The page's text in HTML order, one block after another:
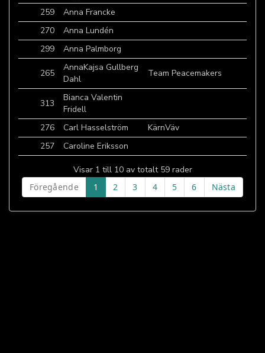
259
Anna Francke
270
Anna Lundén
299
Anna Palmborg
265
AnnaKajsa Gullberg
Dahl
Team Peacemakers
313
Bianca Valentin
Fridell
276
Carl Hasselström
KärnVäv
257
Caroline Eriksson
Visar 1 till 10 av totalt 59 rader
Föregående
1 2 3 4 5 6 Nästa